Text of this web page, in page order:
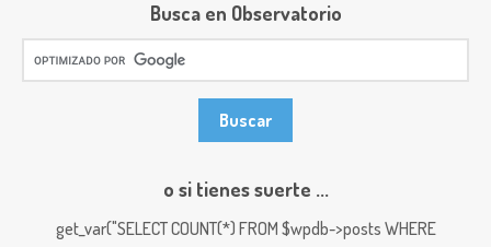
Busca en Observatorio
o si tienes suerte ...
get_var("SELECT COUNT(*) FROM $wpdb->posts WHERE